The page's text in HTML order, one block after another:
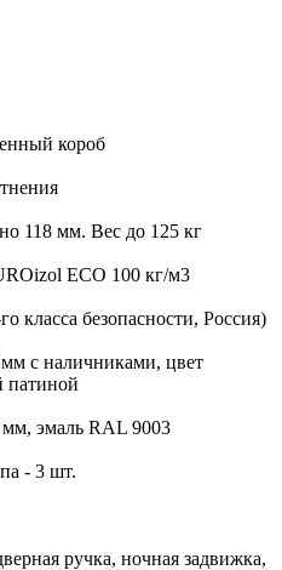
короб
118 мм. Вес до 125 кг
ECO 100 кг/м3
класса безопасности, Россия)
с наличниками, цвет
патиной
мм, эмаль RAL 9003
- 3 шт.
ручка, ночная задвижка,